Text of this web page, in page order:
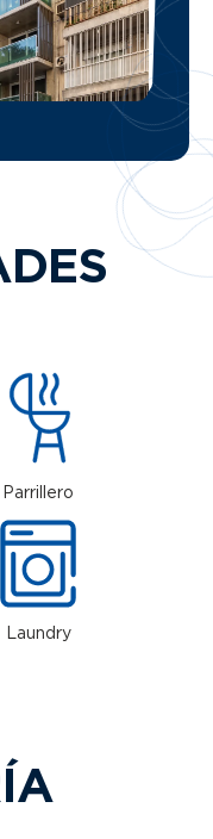
Parrillero
Laundry